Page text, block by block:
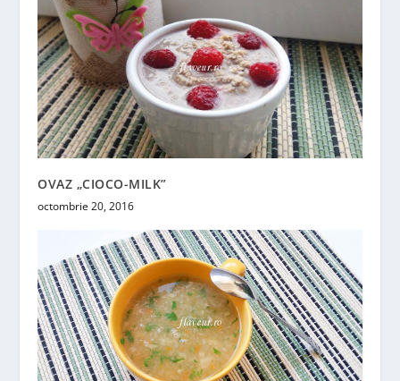
OVAZ „CIOCO-MILK”
octombrie 20, 2016